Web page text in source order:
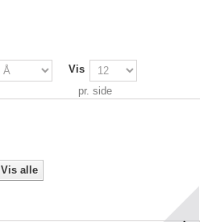
Vis
pr. side
Vis alle